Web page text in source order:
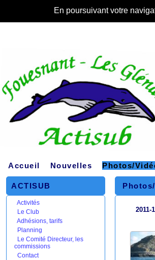
En poursuivant votre
Accueil
Nouvelles Photos/
ACTISUB
Activités
Le Club
Adhésions, tarifs
Planning
Le Comité Directeur, les
commissions
Contact
2011-